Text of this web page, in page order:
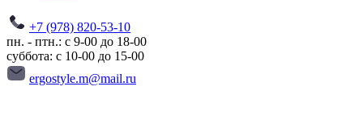
+7 (978) 820-53-10
пн. - птн.: с 9-00 до 18-00
суббота: с 10-00 до 15-00
ergostyle.m@mail.ru